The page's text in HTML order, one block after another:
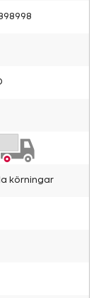
körningar